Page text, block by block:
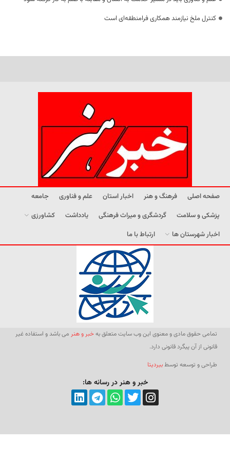
کنترل ملخ نیازمند همکاری فرامنطقه‌ای است
صفحه اصلی فرهنگ و هنر اخبار استان علم و فناوری
جامعه
پزشکی و سلامت
گردشگری و میراث فرهنگی یادداشت
کشاورزی
اخبار شهرستان ها
ارتباط با ما
تمامی حقوق مادی و معنوی این وب سایت متعلق بهخبر و هنر می باشد و استفاده غیر
قانونی از آن پیگرد قانونی دارد.
طراحی و توسعه توسطبیردیتا
خبر و هنر در رسانه ها: